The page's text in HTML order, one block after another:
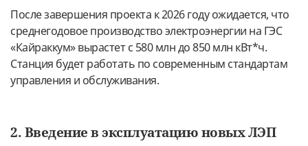
После завершения проекта к 2026 году ожидается, что
среднегодовое производство электроэнергии на ГЭС
«Кайраккум» вырастет с 580 млн до 850 млн кВт*ч.
Станция будет работать по современным стандартам
управления и обслуживания.
2. Введение в эксплуатацию новых ЛЭП